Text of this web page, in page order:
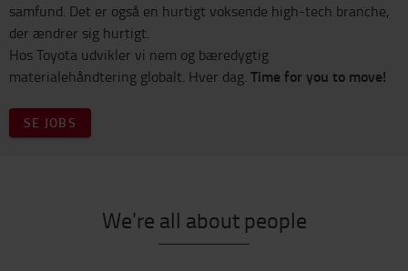
samfund. Det er også en hurtigt voksende high-tech branche,
der ændrer sig hurtigt.
Hos Toyota udvikler vi nem og bæredygtig
materialehåndtering globalt. Hver dag. Time for you to move!
SE JOBS
We're all about people